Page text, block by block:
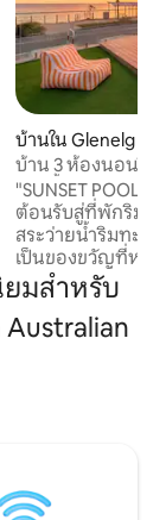
จาก 5, 162 รีวิว
บ้านใน Glenelg
บ้าน 3 ห้องนอนริม
ว่ายน้ำส่วนตัวและ
"SUNSET POOL
ต้อนรับสู่ที่พักริมท
สระว่ายน้ำริมทะเ
เป็นของขวัญที่หาย
3 ห้องนอนที่น่าทึ่
เกลเนลก เหมาะส
หรือคู่รักที่กำลังม
มสำหรับ